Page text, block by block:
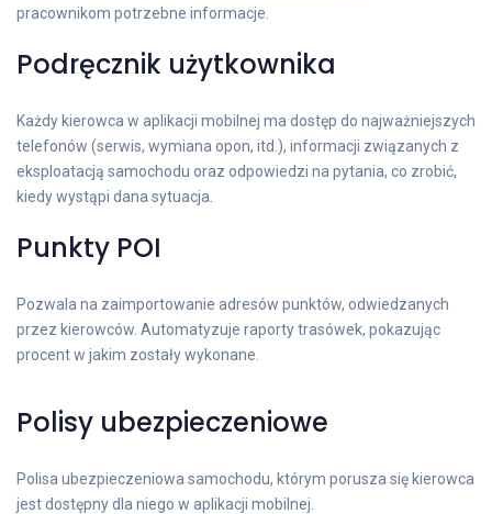
pracownikom potrzebne informacje.
Podręcznik użytkownika
Każdy kierowca w aplikacji mobilnej ma dostęp do najważniejszych
telefonów (serwis, wymiana opon, itd.), informacji związanych z
eksploatacją samochodu oraz odpowiedzi na pytania, co zrobić,
kiedy wystąpi dana sytuacja.
Punkty POI
Pozwala na zaimportowanie adresów punktów, odwiedzanych
przez kierowców. Automatyzuje raporty trasówek, pokazując
procent w jakim zostały wykonane.
Polisy ubezpieczeniowe
Polisa ubezpieczeniowa samochodu, którym porusza się kierowca
jest dostępny dla niego w aplikacji mobilnej.